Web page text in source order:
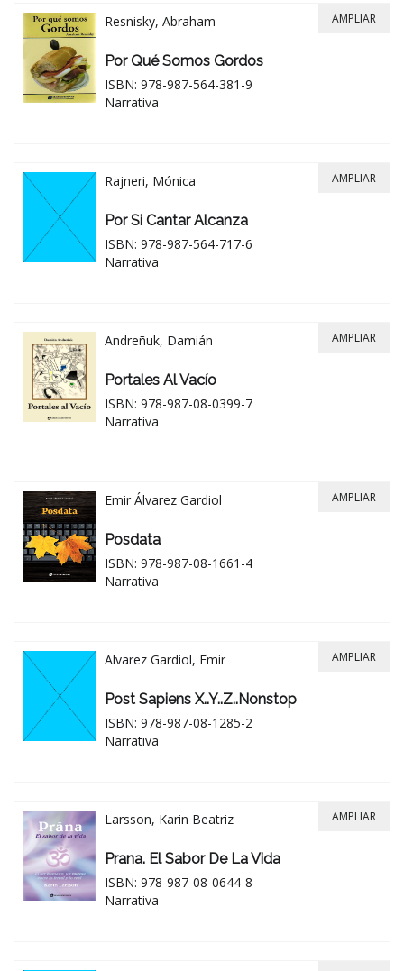
Resnisky, Abraham
Por Qué Somos Gordos
ISBN: 978-987-564-381-9
Narrativa
AMPLIAR
Rajneri, Mónica
Por Si Cantar Alcanza
ISBN: 978-987-564-717-6
Narrativa
AMPLIAR
Andreñuk, Damián
Portales Al Vacío
ISBN: 978-987-08-0399-7
Narrativa
AMPLIAR
Emir Álvarez Gardiol
Posdata
ISBN: 978-987-08-1661-4
Narrativa
AMPLIAR
Alvarez Gardiol, Emir
Post Sapiens X..Y..Z..nonstop
ISBN: 978-987-08-1285-2
Narrativa
AMPLIAR
Larsson, Karin Beatriz
Prana. El Sabor De La Vida
ISBN: 978-987-08-0644-8
Narrativa
AMPLIAR